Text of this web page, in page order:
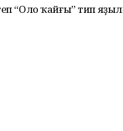
“Оло ҡайғы” тип